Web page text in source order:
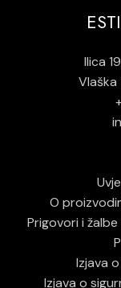
Ilica
Vlaška
O
Prigovori i žalbe
Izjava
Izjava o